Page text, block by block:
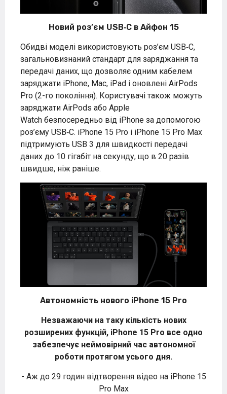
Новий роз’єм USB‑C в Айфон 15
Обидві моделі використовують роз’єм USB‑C,
загальновизнаний стандарт для заряджання та
передачі даних, що дозволяє одним кабелем
заряджати iPhone, Mac, iPad і оновлені AirPods
Pro (2-го покоління). Користувачі також можуть
заряджати AirPods або Apple
Watch безпосередньо від iPhone за допомогою
роз’єму USB‑C. iPhone 15 Pro і iPhone 15 Pro Max
підтримують USB 3 для швидкості передачі
даних до 10 гігабіт на секунду, що в 20 разів
швидше, ніж раніше.
Автономність нового iPhone 15 Pro
Незважаючи на таку кількість нових
розширених функцій, iPhone 15 Pro все одно
забезпечує неймовірний час автономної
роботи протягом усього дня.
- Аж до 29 годин відтворення відео на iPhone 15
Pro Max